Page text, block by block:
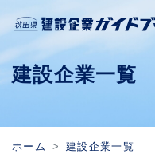
建設企業一覧
ホーム 建設企業一覧